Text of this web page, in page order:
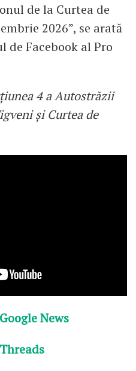
de la Curtea de
2026”, se arată
de Facebook al Pro
4 a Autostrăzii
și Curtea de
News